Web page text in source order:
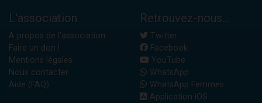
L'association
A propos de l'association
Faire un don !
Mentions légales
Nous contacter
Aide (FAQ)
Retrouvez-nous...
Twitter
Facebook
YouTube
WhatsApp
WhatsApp Femmes
Application iOS